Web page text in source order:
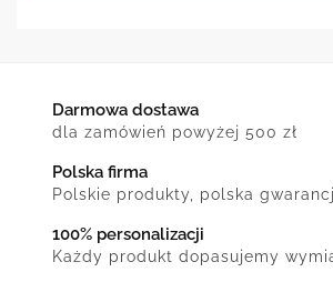
Darmowa dostawa
dla zamówień powyżej 500 zł
Polska firma
Polskie produkty, polska
100% personalizacji
Każdy produkt dopasujemy